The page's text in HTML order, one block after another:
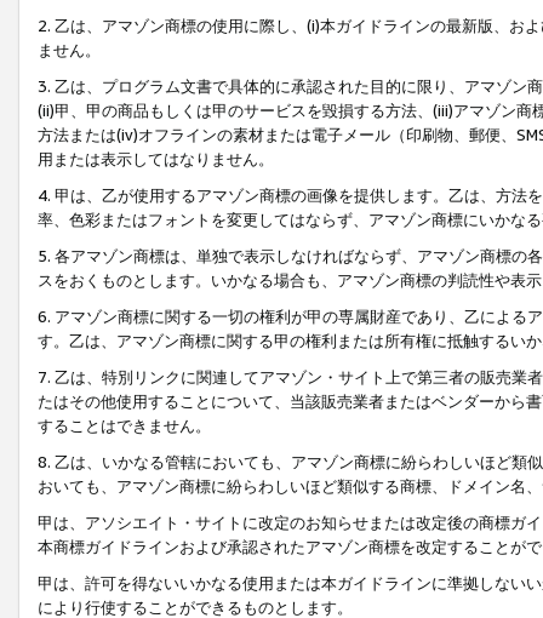
2. 乙は、アマゾン商標の使用に際し、(i)本ガイドラインの最新版、お
ません。
3. 乙は、プログラム文書で具体的に承認された目的に限り、アマゾン
(ii)甲、甲の商品もしくは甲のサービスを毀損する方法、(iii)アマゾン
方法または(iv)オフラインの素材または電子メール（印刷物、郵便、
用または表示してはなりません。
4. 甲は、乙が使用するアマゾン商標の画像を提供します。乙は、方
率、色彩またはフォントを変更してはならず、アマゾン商標にいかな
5. 各アマゾン商標は、単独で表示しなければならず、アマゾン商標
スをおくものとします。いかなる場合も、アマゾン商標の判読性や表
6. アマゾン商標に関する一切の権利が甲の専属財産であり、乙による
す。乙は、アマゾン商標に関する甲の権利または所有権に抵触するい
7. 乙は、特別リンクに関連してアマゾン・サイト上で第三者の販売
たはその他使用することについて、当該販売業者またはベンダーから
することはできません。
8. 乙は、いかなる管轄においても、アマゾン商標に紛らわしいほど類
おいても、アマゾン商標に紛らわしいほど類似する商標、ドメイン名
甲は、アソシエイト・サイトに改定のお知らせまたは改定後の商標ガ
本商標ガイドラインおよび承認されたアマゾン商標を改定することが
甲は、許可を得ないいかなる使用または本ガイドラインに準拠しない
により行使することができるものとします。